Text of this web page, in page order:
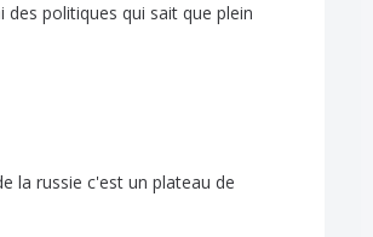
des politiques qui sait que plein
la russie c'est un plateau de